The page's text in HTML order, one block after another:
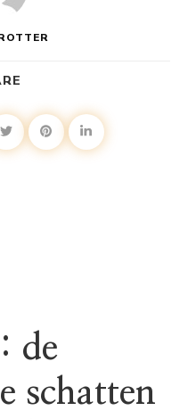
de
schatten